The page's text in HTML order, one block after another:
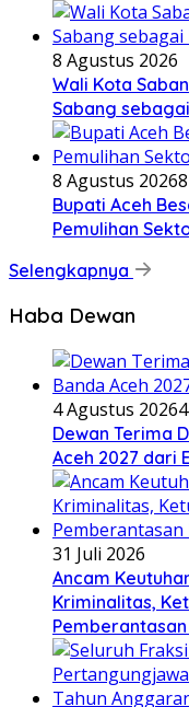
8 Agustus 2026
Wali Kota
Sabang
8 Agustus 2026
Bupati Aceh
Pemulihan
Selengkapnya
Haba Dewan
4 Agustus 2026
Dewan Terima
Aceh 2027 dari
31 Juli 2026
Ancam
Kriminalitas,